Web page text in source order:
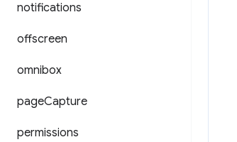
notifications
offscreen
omnibox
pageCapture
permissions